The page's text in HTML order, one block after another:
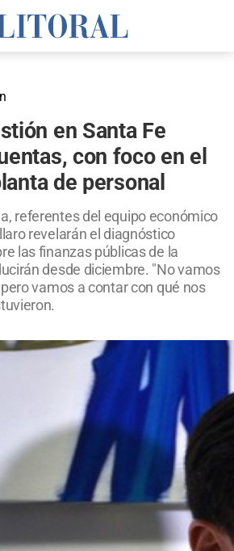
en Santa Fe
con foco en el
de personal
referentes del equipo económico
revelarán el diagnóstico
las finanzas públicas de la
desde diciembre. "No vamos
vamos a contar con qué nos